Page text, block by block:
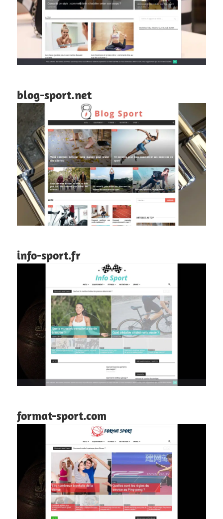
blog-sport.net
info-sport.fr
format-sport.com